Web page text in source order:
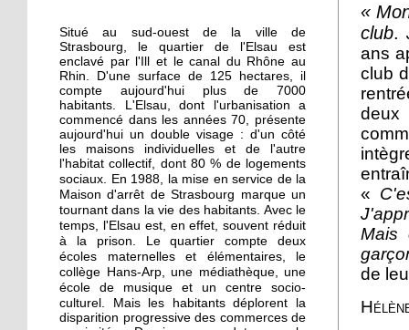
A l'Elsau, une balade
haute en couleur
18 septembre 2015
A Emmaüs Montagne-
Verte, le tri s'organise
pour les migrants
18 septembre 2015
La recherche d'emploi
autour d'un café
17 septembre 2015
Notre sélection pour les
Journées du patrimoine
Situé au sud-ouest de la ville de
Strasbourg, le quartier de l'Elsau est
enclavé par l'Ill et le canal du Rhône au
Rhin. D'une surface de 125 hectares, il
compte aujourd'hui plus de 7000
habitants. L'Elsau, dont l'urbanisation a
commencé dans les années 70, présente
aujourd'hui un double visage : d'un côté
les maisons individuelles et de l'autre
l'habitat collectif, dont 80 % de logements
sociaux. En 1988, la mise en service de la
Maison d'arrêt de Strasbourg marque un
tournant dans la vie des habitants. Avec le
temps, l'Elsau est, en effet, souvent réduit
à la prison.
Le quartier comptedeux
écoles maternelles et élémentaires, le
collège Hans-Arp, une médiathèque, une
école de musique et un centre socio-
culturel. Mais les habitants déplorent la
disparition progressive des commerces de
«
club.
ans
club
«
Mais
de